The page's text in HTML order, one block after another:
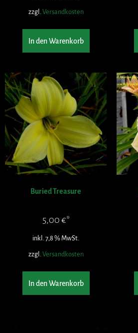
zzgl. Versandkosten
In den Warenkorb
Buried Treasure
5,00 €
inkl. 7,8 % MwSt.
zzgl.Versandkosten
In den Warenkorb